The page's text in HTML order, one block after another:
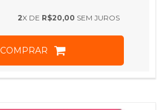
2X DE R$20,00 SEM JUROS
COMPRAR